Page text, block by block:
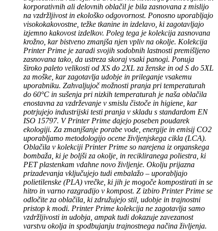
korporativnih ali delovnih oblačil je bila zasnovana z mislijo
na vzdržljivost in ekološko odgovornost. Ponosno uporabljajo
visokokakovostne, težke tkanine in izdelavo, ki zagotavljajo
izjemno kakovost izdelkov. Poleg tega je kolekcija zasnovana
krožno, kar bistveno zmanjša njen vpliv na okolje. Kolekcija
Printer Prime je zaradi svojih sodobnih lastnosti premišljeno
zasnovana tako, da ustreza skoraj vsaki panogi. Ponuja
široko paleto velikosti od XS do 2XL za ženske in od S do 5XL
za moške, kar zagotavlja udobje in prileganje vsakemu
uporabniku. Zahvaljujoč možnosti pranja pri temperaturah
do 60°C in sušenja pri nizkih temperaturah je naša oblačila
enostavna za vzdrževanje v smislu čistoče in higiene, kar
potrjujejo industrijski testi pranja v skladu s standardom EN
ISO 15797. V Printer Prime dajejo poseben poudarek
ekologiji. Za zmanjšanje porabe vode, energije in emisij CO2
uporabljamo metodologijo ocene življenjskega cikla (LCA).
Oblačila v kolekciji Printer Prime so narejena iz organskega
bombaža, ki je boljši za okolje, in recikliranega poliestra, ki
PET plastenkam vdahne novo življenje. Okolju prijazna
prizadevanja vključujejo tudi embalažo – uporabljajo
polietilenske (PLA) vrečke, ki jih je mogoče kompostirati in se
hitro in varno razgradijo v kompost. Z izbiro Printer Prime se
odločite za oblačila, ki združujejo stil, udobje in trajnostni
pristop k modi. Printer Prime kolekcija ne zagotavlja samo
vzdržljivosti in udobja, ampak tudi dokazuje zavezanost
varstvu okolja in spodbujanju trajnostnega načina življenja.